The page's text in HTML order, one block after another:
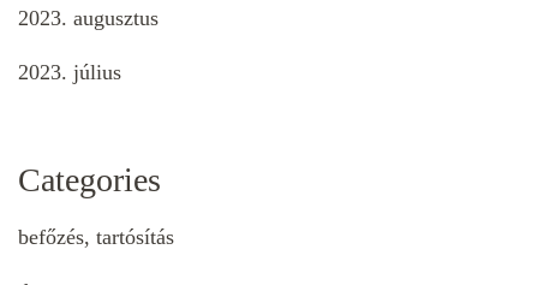
2023. augusztus
2023. július
Categories
befőzés, tartósítás